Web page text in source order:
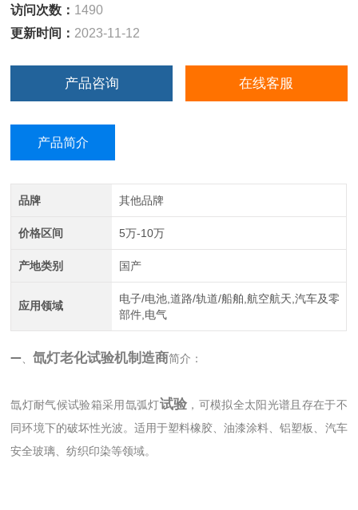
访问次数： 1490
更新时间： 2023-11-12
产品咨询 在线客服
产品简介
品牌 其他品牌
价格区间 5万-10万
产地类别 国产
应用领域
电子/电池,道路/轨道/船舶,航空航天,汽车及零
部件,电气
一、氙灯老化试验机制造商简介：
氙灯耐气候试验箱采用氙弧灯试验 ，可模拟全太阳光谱且存在于不
同环境下的破坏性光波。适用于塑料橡胶、油漆涂料、铝塑板、汽车
安全玻璃、纺织印染等领域。